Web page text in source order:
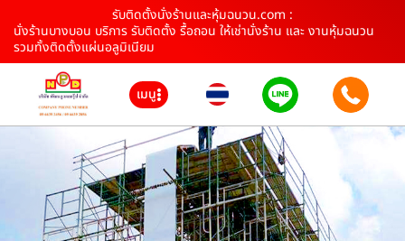
รับติดตั้งนั่งร้านและหุ้มฉนวน.com :
นั่งร้านบางบอน บริการ รับติดตั้ง รื้อถอน ให้เช่านั่งร้าน และ งานหุ้มฉนวน
รวมทั้งติดตั้งแผ่นอลูมิเนียม
เมนู